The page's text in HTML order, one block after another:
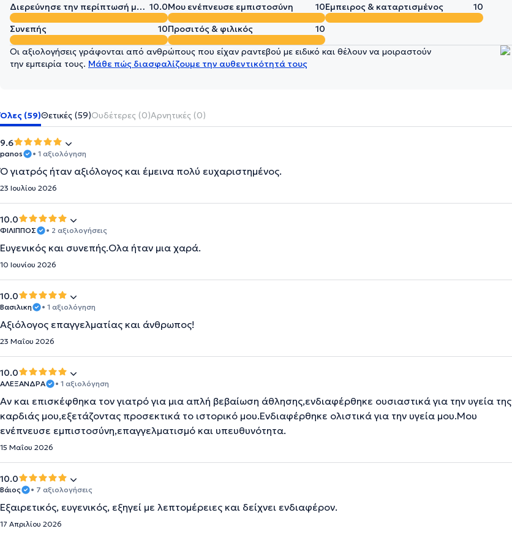
Διερεύνησε την περίπτωσή μου σε βάθος 10.0Μου ενέπνευσε εμπιστοσύνη 10Έμπειρος & καταρτισμένος
10
Συνεπής
10Προσιτός & φιλικός 10
Οι αξιολογήσεις γράφονται από ανθρώπους που είχαν ραντεβού με ειδικό και θέλουν να μοιραστούν
την εμπειρία τους. Μάθε πώς διασφαλίζουμε την αυθεντικότητά τους
Όλες (59)Θετικές (59)Ουδέτερες (0)Αρνητικές (0)
9.6
panos • 1 αξιολόγηση
Ό γιατρός ήταν αξιόλογος και έμεινα πολύ ευχαριστημένος.
23 Ιουλίου 2026
10.0
ΦΙΛΙΠΠΟΣ • 2 αξιολογήσεις
Ευγενικός και συνεπής.Ολα ήταν μια χαρά.
10 Ιουνίου 2026
10.0
Βασιλικη • 1 αξιολόγηση
Αξιόλογος επαγγελματίας και άνθρωπος!
23 Μαΐου 2026
10.0
ΑΛΕΞΑΝΔΡΑ • 1 αξιολόγηση
Αν και επισκέφθηκα τον γιατρό για μια απλή βεβαίωση άθλησης,ενδιαφέρθηκε ουσιαστικά για την υγεία της
καρδιάς μου,εξετάζοντας προσεκτικά το ιστορικό μου.Ενδιαφέρθηκε ολιστικά για την υγεία μου.Μου
ενέπνευσε εμπιστοσύνη,επαγγελματισμό και υπευθυνότητα.
15 Μαΐου 2026
10.0
Βάιος • 7 αξιολογήσεις
Εξαιρετικός, ευγενικός, εξηγεί με λεπτομέρειες και δείχνει ενδιαφέρον.
17 Απριλίου 2026